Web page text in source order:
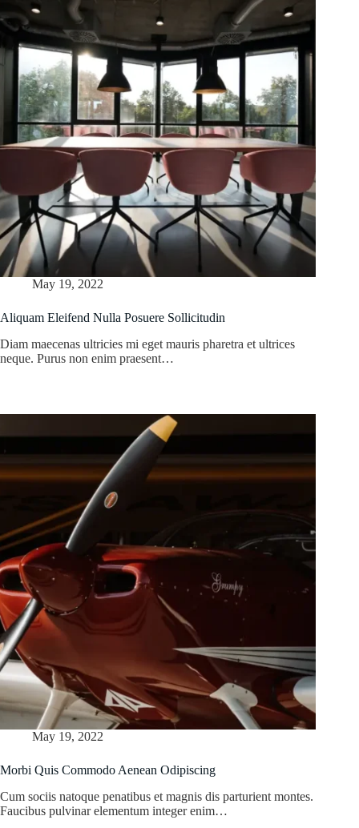
May 19, 2022
Aliquam Eleifend Nulla Posuere Sollicitudin
Diam maecenas ultricies mi eget mauris pharetra et ultrices
neque. Purus non enim praesent…
May 19, 2022
Morbi Quis Commodo Aenean Odipiscing
Cum sociis natoque penatibus et magnis dis parturient montes.
Faucibus pulvinar elementum integer enim…